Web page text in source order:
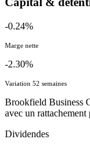
-0.24%
Marge nette
-2.30%
Variation 52 semaines
Brookfield Business
avec un
Dividendes